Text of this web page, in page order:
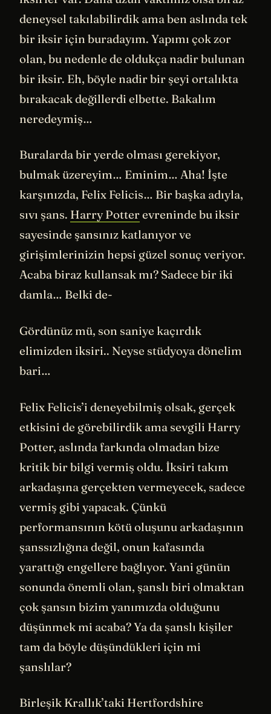
deneysel takılabilirdik ama ben aslında tek
bir iksir için buradayım. Yapımı çok zor
olan, bu nedenle de oldukça nadir bulunan
bir iksir. Eh, böyle nadir bir şeyi ortalıkta
bırakacak değillerdi elbette. Bakalım
neredeymiş…
Buralarda bir yerde olması gerekiyor,
bulmak üzereyim… Eminim… Aha! İşte
karşınızda, Felix Felicis… Bir başka adıyla,
sıvı şans. Harry Potterevreninde bu iksir
sayesinde şansınız katlanıyor ve
girişimlerinizin hepsi güzel sonuç veriyor.
Acaba biraz kullansak mı? Sadece bir iki
damla… Belki de-
Gördünüz mü, son saniye kaçırdık
elimizden iksiri.. Neyse stüdyoya dönelim
bari…
Felix Felicis’i deneyebilmiş olsak, gerçek
etkisini de görebilirdik ama sevgili Harry
Potter, aslında farkında olmadan bize
kritik bir bilgi vermiş oldu. İksiri takım
arkadaşına gerçekten vermeyecek, sadece
vermiş gibi yapacak. Çünkü
performansının kötü oluşunu arkadaşının
şanssızlığına değil, onun kafasında
yarattığı engellere bağlıyor. Yani günün
sonunda önemli olan, şanslı biri olmaktan
çok şansın bizim yanımızda olduğunu
düşünmek mi acaba? Ya da şanslı kişiler
tam da böyle düşündükleri için mi
şanslılar?
Birleşik Krallık’taki Hertfordshire